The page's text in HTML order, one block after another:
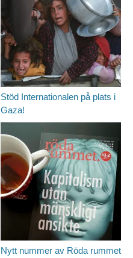
Stöd Internationalen på plats i
Gaza!
Nytt nummer av Röda rummet